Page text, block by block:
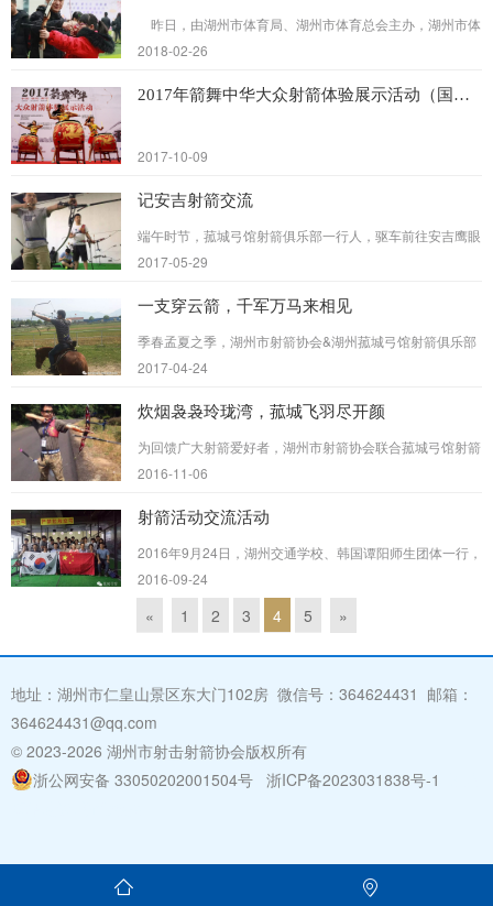
昨日，由湖州市体育局、湖州市体育总会主办，湖州市体
育中心承办，湖州市体育彩票管理中心、湖州市篮球协会、
州市无...
2018-02-26
2017年箭舞中华大众射箭体验展示活动（国家级）
2017-10-09
记安吉射箭交流
端午时节，菰城弓馆射箭俱乐部一行人，驱车前往安吉鹰眼
射箭俱乐部进行射箭交流活动。双方本着友谊第一的原则，
2017-05-29
一支穿云箭，千军万马来相见
季春孟夏之季，湖州市射箭协会&湖州菰城弓馆射箭俱乐部
的会员们，积极响应“与省运同行”的号召，纷纷亮出自己的
2017-04-24
炊烟袅袅玲珑湾，菰城飞羽尽开颜
为回馈广大射箭爱好者，湖州市射箭协会联合菰城弓馆射箭
俱乐部将在11月13日（下周日）与湖州众射箭爱好者一
2016-11-06
射箭活动交流活动
2016年9月24日，湖州交通学校、韩国谭阳师生团体一行，
前往湖州菰城弓馆射箭俱乐部（湖州市射箭协会）进行射箭
前往菰...
2016-09-24
« 1 2 3 4 5 »
地址：湖州市仁皇山景区东大门102房 微信号：364624431 邮箱：
364624431@qq.com
© 2023-2026 湖州市射击射箭协会版权所有
浙公网安备 33050202001504号 浙ICP备2023031838号-1
 